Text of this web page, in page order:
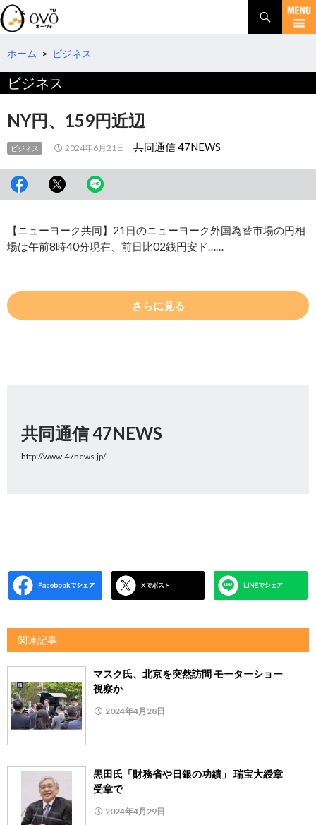
検
索
コ
テ
へ
移
動
ホーム > ビジネス
ビジネス
NY円、159円近辺
ビジネス 2024年6月21日 共同通信 47NEWS
【ニューヨーク共同】21日のニューヨーク外国為替市場の円相
場は午前8時40分現在、前日比02銭円安ド……
さらに見る
共同通信 47NEWS
http://www.47news.jp/
関連記事
マスク氏、北京を突然訪問 モーターショー
視察か
2024年4月28日
黒田氏「財務省や日銀の功績」 瑞宝大綬章
受章で
2024年4月29日